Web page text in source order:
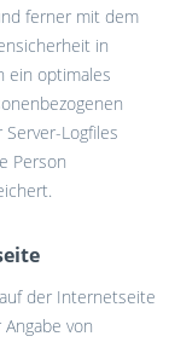
ferner mit dem
in
ein optimales
Logfiles
Person
der Internetseite
von